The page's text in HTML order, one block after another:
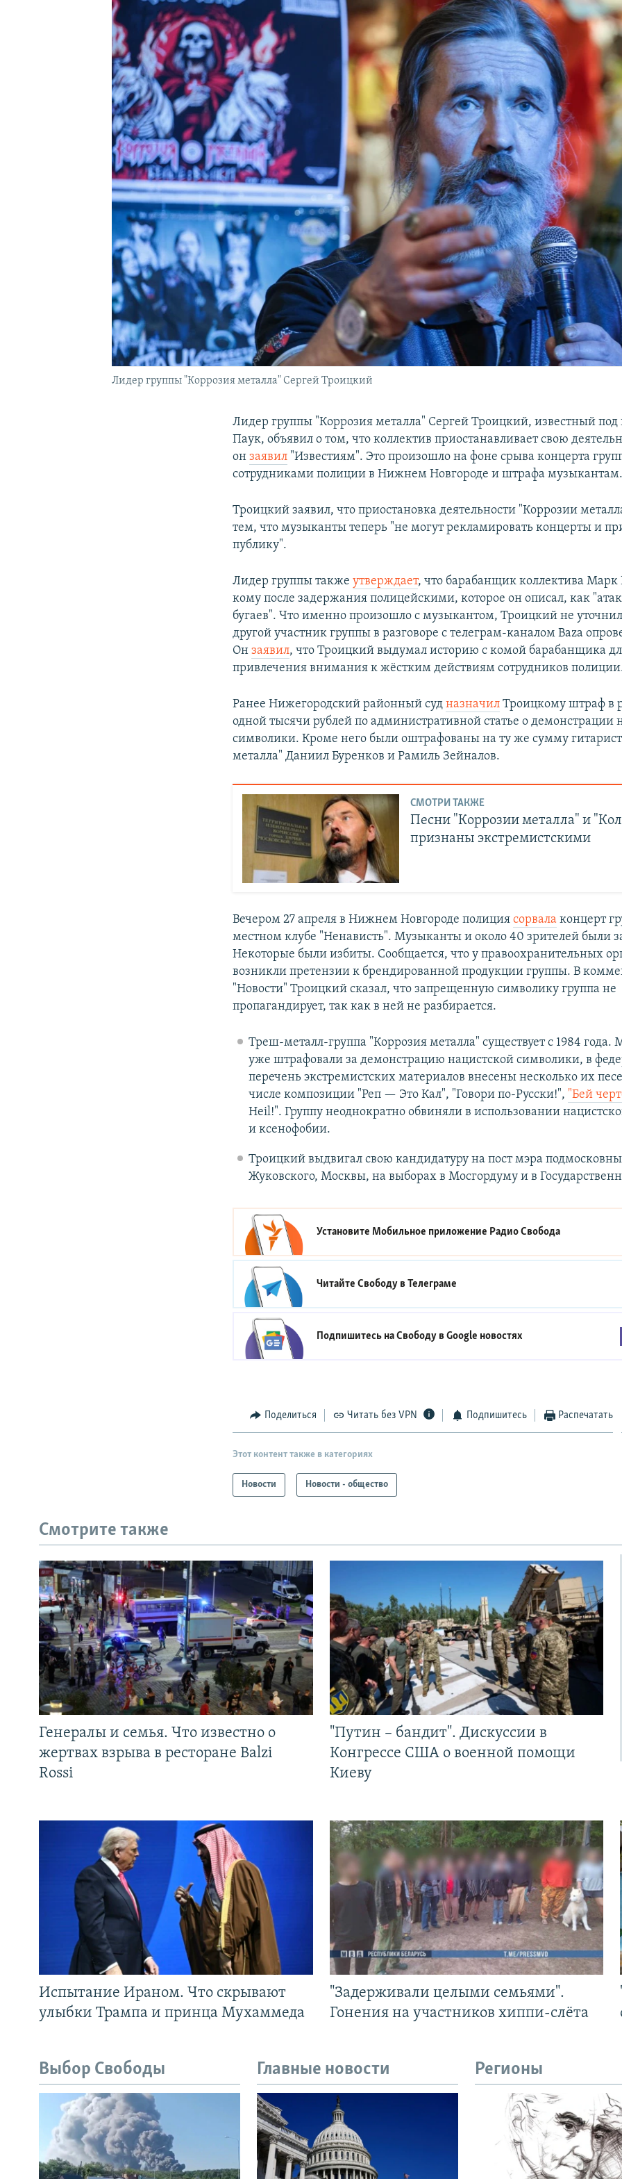
ПОДПИШИТЕСЬ НА РАССЫЛКУ
Лидер группы "Коррозия металла" Сергей Троицкий
Лидер группы "Коррозия металла" Сергей Троицкий, известный
Паук, объявил о том, что коллектив приостанавливает свою
онзаявил "Известиям". Это произошло на фоне срыва концерта
сотрудниками полиции в Нижнем Новгороде и штрафа музыкантам.
Троицкий заявил, что приостановка деятельности "Коррозии
тем, что музыканты теперь "не могут рекламировать концерты и
публику".
Лидер группы такжеутверждает, что барабанщик коллектива Марк
кому после задержания полицейскими, которое он описал, как
бугаев". Что именно произошло с музыкантом, Троицкий не
другой участник группы в разговоре с телеграм-каналом Baza
Онзаявил, что Троицкий выдумал историю с комой барабанщика
привлечения внимания к жёстким действиям сотрудников
Ранее Нижегородский районный судназначил Троицкому штраф в
одной тысячи рублей по административной статье о демонстрации
символики. Кроме него были оштрафованы на ту же сумму
металла" Даниил Буренков и Рамиль Зейналов.
СМОТРИ ТАКЖЕ
Песни "Коррозии металла" и
признаны экстремистскими
Вечером 27 апреля в Нижнем Новгороде полициясорвала концерт
местном клубе "Ненависть". Музыканты и около 40 зрителей были
Некоторые были избиты. Сообщается, что у правоохранительных
возникли претензии к брендированной продукции группы. В
"Новости" Троицкий сказал, что запрещенную символику группа не
пропагандирует, так как в ней не разбирается.
Треш-металл-группа "Коррозия металла" существует с 1984 года.
уже штрафовали за демонстрацию нацистской символики, в
перечень экстремистских материалов внесены несколько их
числе композиции "Реп — Это Кал", "Говори по-Русски!", "Бей
Heil!". Группу неоднократно обвиняли в использовании
и ксенофобии.
Троицкий выдвигал свою кандидатуру на пост мэра
Жуковского, Москвы, на выборах в Мосгордуму и в
Установите Мобильное приложение Радио Свобода
Читайте Свободу вТелеграме
Подпишитесь на Свободу вGoogle новостях
Поделиться Читать без VPN Подпишитесь Распечатать
Этот контент также в категориях
Новости Новости - общество
Смотрите также
Генералы и семья. Что известно о
жертвах взрыва в ресторане Balzi
Rossi
"Путин – бандит". Дискуссии в
Конгрессе США о военной помощи
Киеву
Испытание Ираном. Что скрывают
улыбки Трампа и принца Мухаммеда
"Задерживали целыми семьями".
Гонения на участников хиппи-слёта
Выбор Свободы Главные новости Регионы